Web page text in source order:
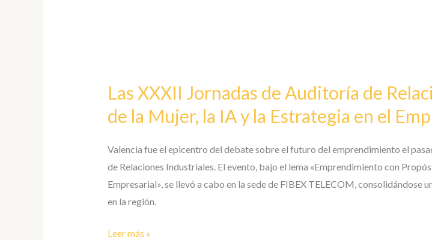
Las XXXII Jornadas de Auditoría de
de la Mujer, la IA y la Estrategia en el
Valencia fue el epicentro del debate sobre el futuro del emprendimiento el
de Relaciones Industriales. El evento, bajo el lema «Emprendimiento con
Empresarial», se llevó a cabo en la sede de FIBEX TELECOM, consolidándose
en la región.
Jornadas
de
de
Relaciones
Industriales
Destacan
Rol
Leer más »